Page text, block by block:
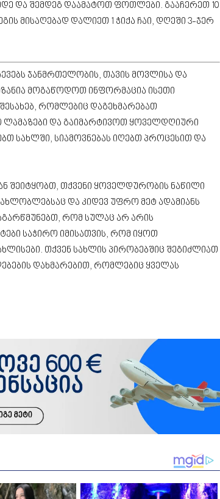
და შემდეგ დაამატოთ ფოთლები. გააჩერეთ 10
მისაღებად დალიეთ 1 ჭიქა ჩაი, დღეში 3-ჯერ
ჯანმრთელობის, თავის მოვლისა და
მოგაწოდოთ ინფორმაცია ისეთი
რომლებიც დაგეხმარებათ
და გაიმარტივოთ ყოველდღიური
სახლში, სიამოვნებას იღებთ პროცესით და
შეიტყობთ, თქვენი ყოველდურობის ნაწილი
და კიდევ უფრო მეტ ადამიანს
რომ სულაც არ არის
საჭირო იმისათვის, რომ იყოთ
თქვენ სახლის პირობებშიც შეგიძლიათ
დახმარებით, რომლებიც ყველას